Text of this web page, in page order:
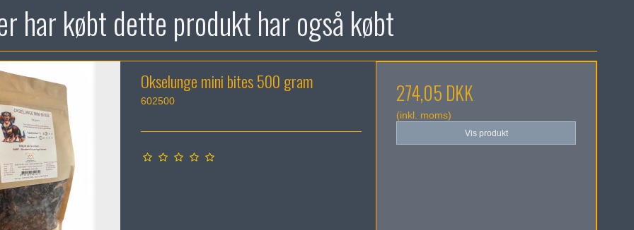
har købt dette produkt har også købt
Okselunge mini bites 500 gram
602500 274,05 DKK
(inkl. moms)
Vis produkt